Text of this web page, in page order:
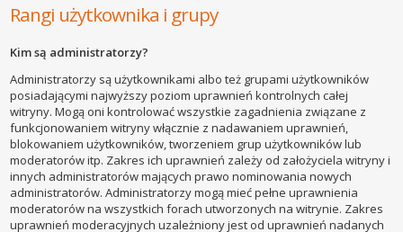
Rangi użytkownika i grupy
Kim są administratorzy?
Administratorzy są użytkownikami albo też grupami użytkowników
posiadającymi najwyższy poziom uprawnień kontrolnych całej
witryny. Mogą oni kontrolować wszystkie zagadnienia związane z
funkcjonowaniem witryny włącznie z nadawaniem uprawnień,
blokowaniem użytkowników, tworzeniem grup użytkowników lub
moderatorów itp. Zakres ich uprawnień zależy od założyciela witryny i
innych administratorów mających prawo nominowania nowych
administratorów. Administratorzy mogą mieć pełne uprawnienia
moderatorów na wszystkich forach utworzonych na witrynie. Zakres
uprawnień moderacyjnych uzależniony jest od uprawnień nadanych